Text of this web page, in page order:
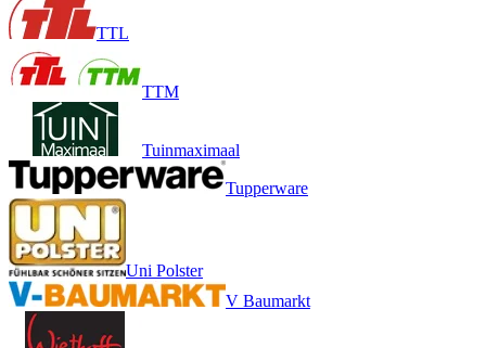
TTL
TTM
Tuinmaximaal
Tupperware
Uni Polster
V Baumarkt